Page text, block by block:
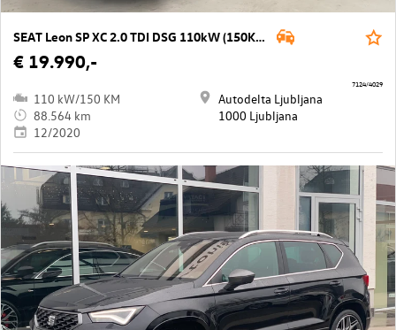
SEAT Leon SP XC 2.0 TDI DSG 110kW (150KM)
€ 19.990,-
110 kW/150 KM
88.564 km
12/2020
Autodelta Ljubljana
1000 Ljubljana
7124/4029